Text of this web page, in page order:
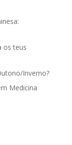
os teus
Inverno?
Medicina